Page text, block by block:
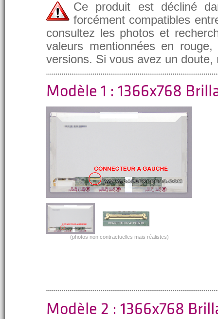
Ce produit est décliné
forcément compatibles
consultez les photos et
valeurs mentionnées en
versions. Si vous avez un
Modèle 1 : 1366x768
(photos non contractuelles mais réalistes)
Modèle 2 : 1366x768